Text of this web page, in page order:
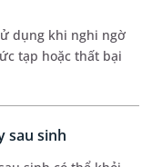
dụng khi nghi ngờ
tạp hoặc thất bại
sau sinh